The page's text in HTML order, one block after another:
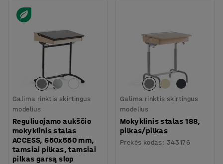
Galima rinktis skirtingus
modelius
Reguliuojamo aukščio
mokyklinis stalas
ACCESS, 650x550 mm,
tamsiai pilkas, tamsiai
pilkas garsą slop
Galima rinktis skirtingus
modelius
Mokyklinis stalas 188,
pilkas/pilkas
Prekės kodas : 343176